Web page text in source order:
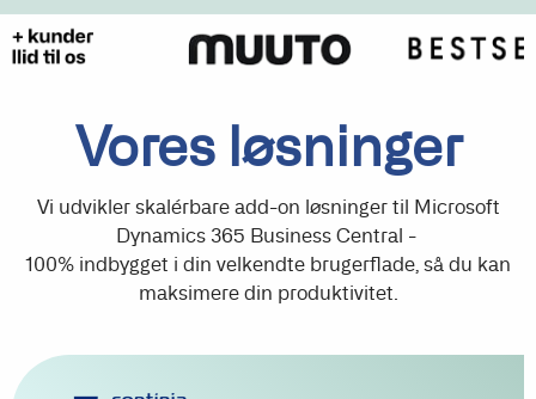
Vores løsninger
Vi udvikler skalérbare add-on løsninger til Microsoft
Dynamics 365 Business Central -
100% indbygget i din velkendte brugerflade, så du kan
maksimere din produktivitet.